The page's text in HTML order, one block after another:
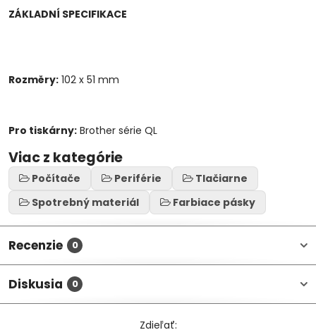
ZÁKLADNÍ SPECIFIKACE
Rozměry: 102 x 51 mm
Pro tiskárny: Brother série QL
Viac z kategórie
Počítače Periférie
Tlačiarne
Spotrebný materiál
Farbiace pásky
Recenzie 0
Diskusia 0